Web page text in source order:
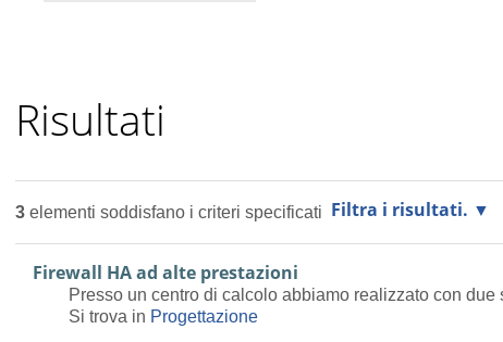
Risultati
3 elementi soddisfano i criteri specificati Filtra i risultati.
Firewall HA ad alte prestazioni
Presso un centro di calcolo abbiamo realizzato con
Si trova in Progettazione